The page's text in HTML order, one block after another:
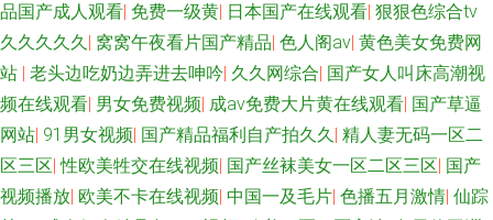
品国产成人观看| 免费一级黄| 日本国产在线观看| 狠狠色综合tv
久久久久久| 窝窝午夜看片国产精品| 色人阁av| 黄色美女免费网
站 | 老头边吃奶边弄进去呻吟| 久久网综合| 国产女人叫床高潮视
频在线观看| 男女免费视频| 成av免费大片黄在线观看| 国产草逼
网站| 91男女视频| 国产精品福利自产拍久久| 精人妻无码一区二
区三区|性欧美牲交在线视频| 国产丝袜美女一区二区三区| 国产
视频播放| 欧美不卡在线视频| 中国一及毛片| 色播五月激情| 仙踪